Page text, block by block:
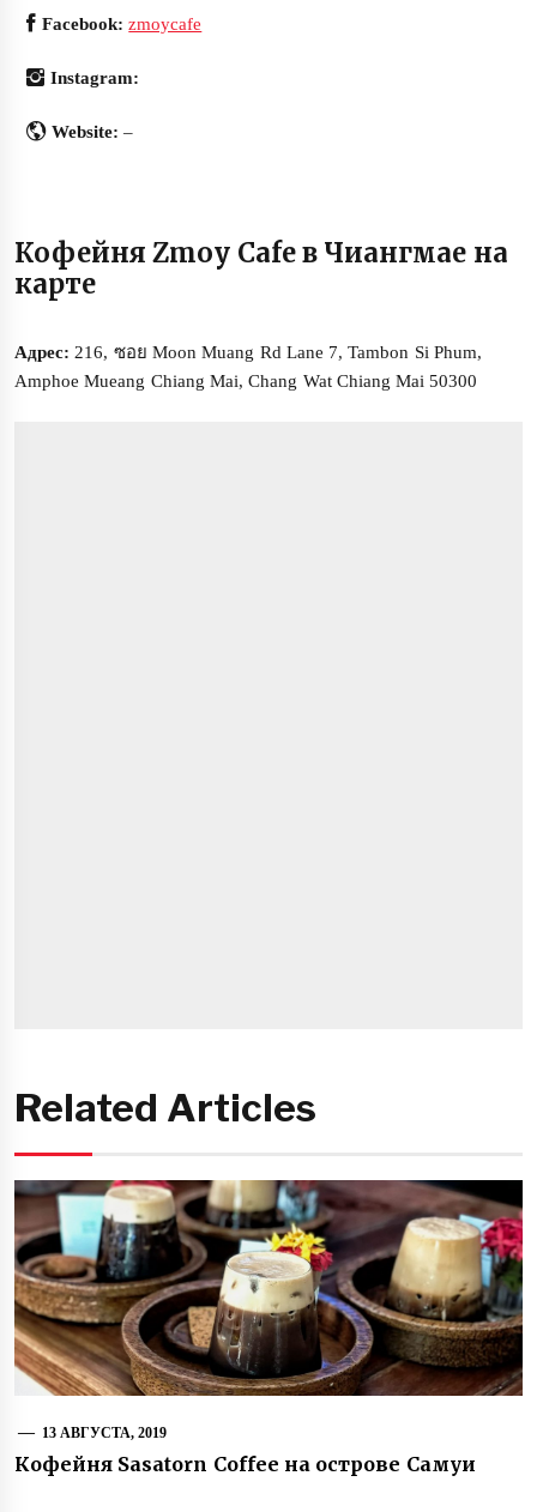
Facebook: zmoycafe
Instagram:
Website: –
Кофейня Zmoy Cafe в Чиангмае на
карте
Адрес: 216, ซอย Moon Muang Rd Lane 7, Tambon Si Phum,
Amphoe Mueang Chiang Mai, Chang Wat Chiang Mai 50300
Related Articles
13 АВГУСТА, 2019
Кофейня Sasatorn Coffee на острове Самуи